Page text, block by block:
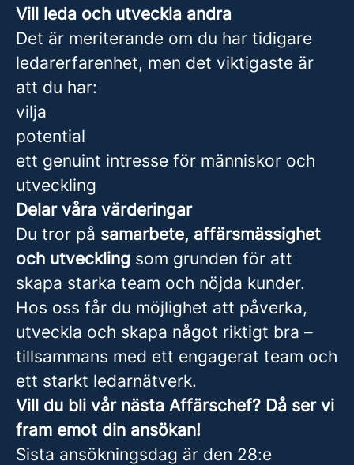
Vill leda och utveckla andra
Det är meriterande om du har tidigare
ledarerfarenhet, men det viktigaste är
att du har:
vilja
potential
ett genuint intresse för människor och
utveckling
Delar våra värderingar
Du tror på samarbete, affärsmässighet
och utveckling som grunden för att
skapa starka team och nöjda kunder.
Hos oss får du möjlighet att påverka,
utveckla och skapa något riktigt bra –
tillsammans med ett engagerat team och
ett starkt ledarnätverk.
Vill du bli vår nästa Affärschef? Då ser vi
fram emot din ansökan!
Sista ansökningsdag är den 28:e